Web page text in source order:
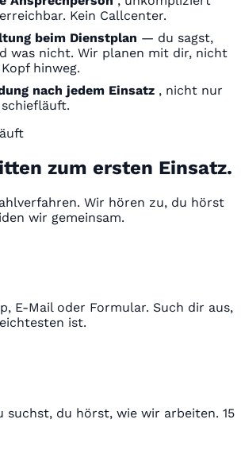
Kein Callcenter.
beim Dienstplan — du sagst,
was nicht. Wir planen mit dir, nicht
hinweg.
nach jedem Einsatz , nicht nur
zum ersten Einsatz.
Wir hören zu, du hörst
wir gemeinsam.
E-Mail oder Formular. Such dir aus,
ist.
suchst, du hörst, wie wir arbeiten. 15